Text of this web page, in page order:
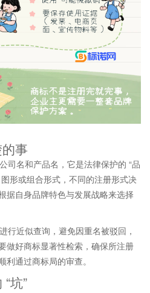
事
司名和产品名，它是法律保护的 “品
形或组合形式，不同的注册形式决
据自身品牌特色与发展战略来选择
行近似查询，避免因重名被驳回，
做好商标显著性检索，确保所注册
通过商标局的审查。
坑”